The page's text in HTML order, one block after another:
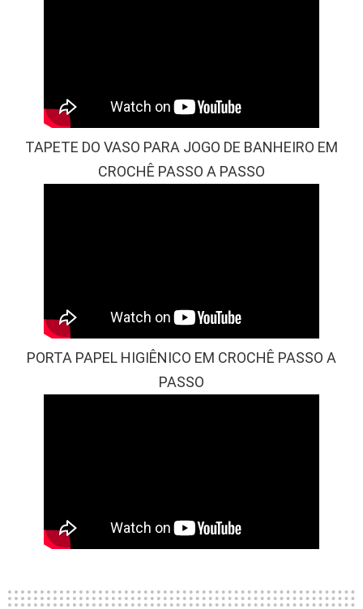
TAPETE DO VASO PARA JOGO DE BANHEIRO EM
CROCHÊ PASSO A PASSO
PORTA PAPEL HIGIÊNICO EM CROCHÊ PASSO A
PASSO